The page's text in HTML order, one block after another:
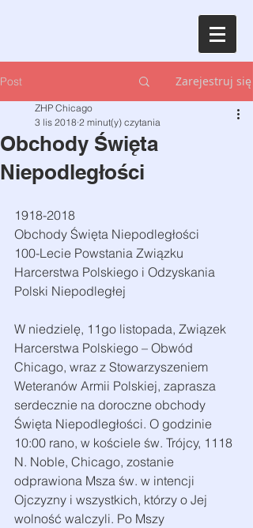
Post Zarejestruj się
Obchody Święta
Niepodległości
ZHP Chicago
3 lis 2018 2 minut(y) czytania
1918-2018
Obchody Święta Niepodległości
100-Lecie Powstania Związku
Harcerstwa Polskiego i Odzyskania
Polski Niepodległej
W niedzielę, 11go listopada, Związek
Harcerstwa Polskiego – Obwód
Chicago, wraz z Stowarzyszeniem
Weteranów Armii Polskiej, zaprasza
serdecznie na doroczne obchody
Święta Niepodległości. O godzinie
10:00 rano, w kościele św. Trójcy, 1118
N. Noble, Chicago, zostanie
odprawiona Msza św. w intencji
Ojczyzny i wszystkich, którzy o Jej
wolność walczyli. Po Mszy